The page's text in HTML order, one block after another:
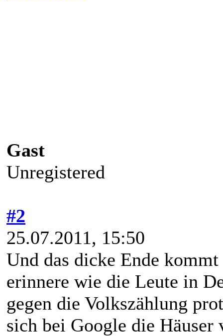
Gast
Unregistered
#2
25.07.2011, 15:50
Und das dicke Ende
erinnere wie die Leute in
gegen die Volkszählung
sich bei Google die Häuser